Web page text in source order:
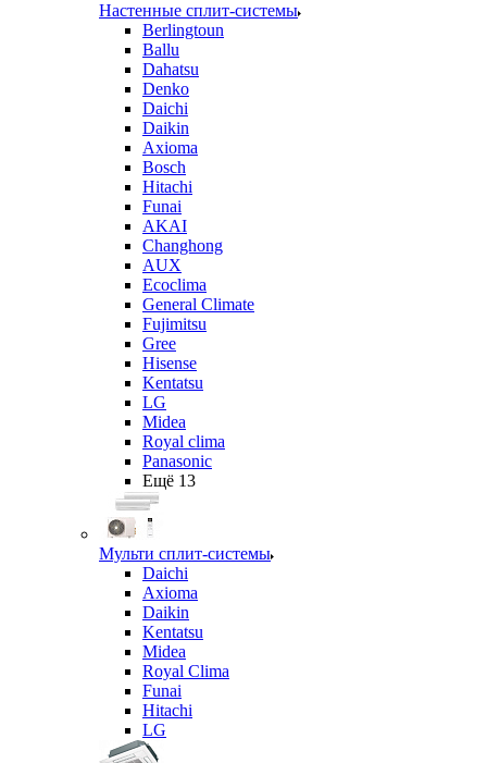
Настенные сплит-системы
Berlingtoun
Ballu
Dahatsu
Denko
Daichi
Daikin
Axioma
Bosch
Hitachi
Funai
AKAI
Changhong
AUX
Ecoclima
General Climate
Fujimitsu
Gree
Hisense
Kentatsu
LG
Midea
Royal clima
Panasonic
Ещё 13
Мульти сплит-системы
Daichi
Axioma
Daikin
Kentatsu
Midea
Royal Clima
Funai
Hitachi
LG